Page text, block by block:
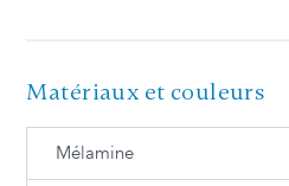
Matériaux et couleurs
Mélamine